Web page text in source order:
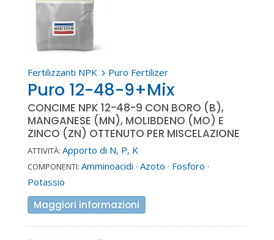
Fertilizzanti NPK5 Puro Fertilizer
Puro 12-48-9+Mix
CONCIME NPK 12-48-9 CON BORO (B),
MANGANESE (MN), MOLIBDENO (MO) E
ZINCO (ZN) OTTENUTO PER MISCELAZIONE
ATTIVITÀ: Apporto di N, P, K
COMPONENTI: Amminoacidi · Azoto · Fosforo ·
Potassio
Maggiori informazioni